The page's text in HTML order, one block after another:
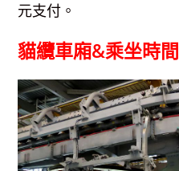
元支付。
貓纜車廂&乘坐時間